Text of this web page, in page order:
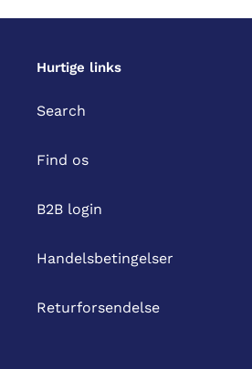
Hurtige links
Search
Find os
B2B login
Handelsbetingelser
Returforsendelse